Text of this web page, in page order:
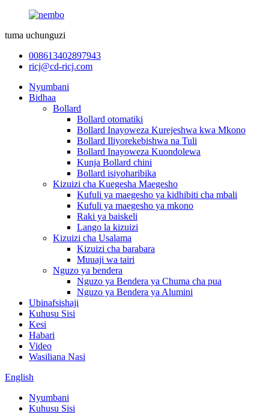
tuma uchunguzi
008613402897943
ricj@cd-ricj.com
Nyumbani
Bidhaa
Bollard
Bollard otomatiki
Bollard Inayoweza Kurejeshwa kwa Mkono
Bollard Iliyorekebishwa na Tuli
Bollard Inayoweza Kuondolewa
Kunja Bollard chini
Bollard isiyoharibika
Kizuizi cha Kuegesha Maegesho
Kufuli ya maegesho ya kidhibiti cha mbali
Kufuli ya maegesho ya mkono
Raki ya baiskeli
Lango la kizuizi
Kizuizi cha Usalama
Kizuizi cha barabara
Muuaji wa tairi
Nguzo ya bendera
Nguzo ya Bendera ya Chuma cha pua
Nguzo ya Bendera ya Alumini
Ubinafsishaji
Kuhusu Sisi
Kesi
Habari
Video
Wasiliana Nasi
English
Nyumbani
Kuhusu Sisi